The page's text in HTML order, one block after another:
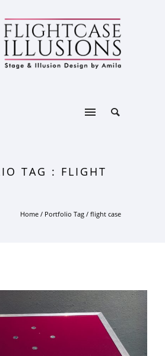
TAG : FLIGHT
Home / Portfolio Tag / flight case
TABLE: TRAVELLER